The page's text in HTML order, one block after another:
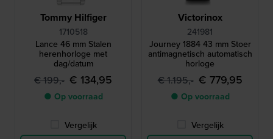
Tommy Hilfiger
1710518
Lance 46 mm Stalen
herenhorloge met
dag/datum
€ 199,- € 134,95
● Op voorraad
Vergelijk
Victorinox
241981
Journey 1884 43 mm Stoer
antimagnetisch automatisch
horloge
€ 1.195,- € 779,95
● Op voorraad
Vergelijk